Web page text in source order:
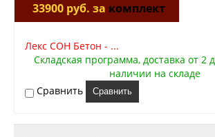
33900 руб. за комплект
Лекс СОН Бетон - ...
Складская программа, доставка от 2
наличии на складе
Сравнить
Сравнить